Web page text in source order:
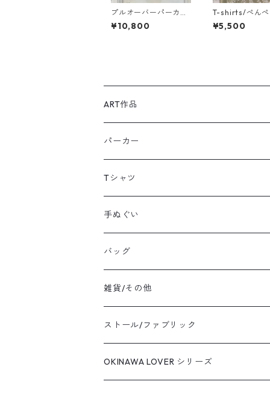
プルオーバーパーカ
ー/レッド/進めわたし
の命
¥10,800
T-shirts/ぺんぺ
（ビッグシルエ
¥5,500
ART作品
原画：ペン,色鉛筆,アクリルガッシュ等
シルクスクリーン：額装
シルクスクリーン：ファブリックボード
パーカー
Tシャツ
手ぬぐい
バッグ
雑貨/その他
エプロン
バッグ
ストール/ファブリック
OKINAWA LOVER シリーズ